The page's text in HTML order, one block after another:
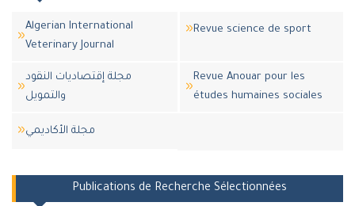
Algerian International
Veterinary Journal
Revue science de sport
مجلة إقتصاديات النقود
والتمويل
Revue Anouar pour les
études humaines sociales
مجلة اﻷكاديمي
Publications de Recherche Sélectionnées